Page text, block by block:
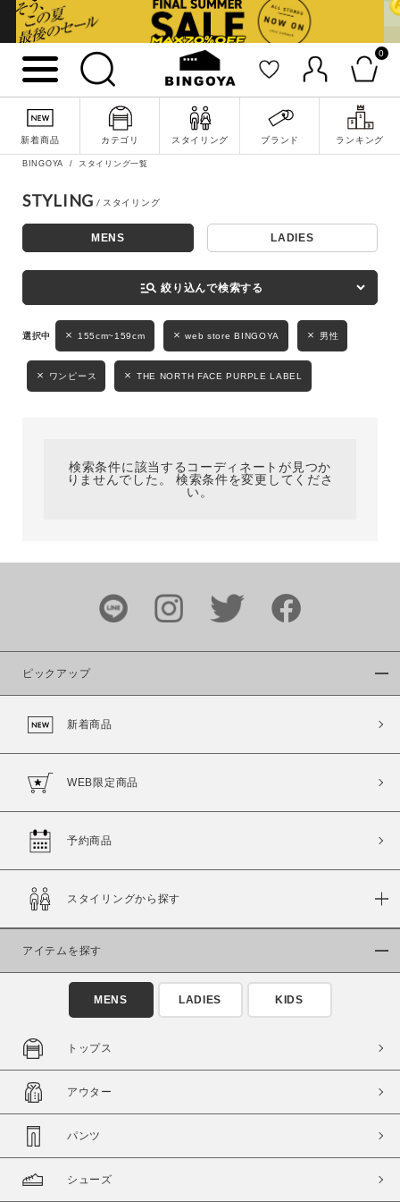
0
新着商品 カテゴリ スタイリング ブランド ランキング
詳細検索
キーワード
性別
MENS LADIES KIDS
ブランド
カラー
商品タイプ
通常商品
セール価格 WEB限定
在庫
在庫あり
BINGOYA スタイリング一覧
STYLING
MENS LADIES
manage_search 絞り込んで検索する
155cm~159cm web store BINGOYA 男性
ワンピース THE NORTH FACE PURPLE LABEL
検索条件に該当するコーディネートが見つか
りませんでした。 検索条件を変更してくださ
い。
ピックアップ
新着商品
WEB限定商品
予約商品
スタイリングから探す
アイテムを探す
MENS LADIES KIDS
トップス
アウター
パンツ
シューズ